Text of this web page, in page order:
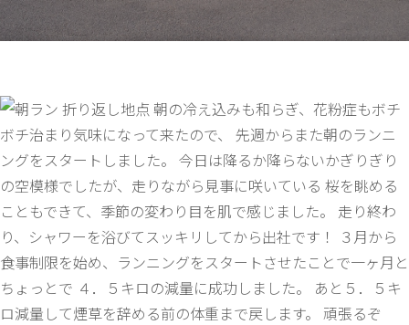
折り返し地点 朝の冷え込みも和らぎ、花粉症もボチ
ボチ治まり気味になって来たので、 先週からまた朝のランニ
ングをスタートしました。 今日は降るか降らないかぎりぎり
の空模様でしたが、走りながら見事に咲いている 桜を眺める
こともできて、季節の変わり目を肌で感じました。 走り終わ
り、シャワーを浴びてスッキリしてから出社です！ ３月から
食事制限を始め、ランニングをスタートさせたことで一ヶ月と
ちょっとで ４．５キロの減量に成功しました。 あと５．５キ
ロ減量して煙草を辞める前の体重まで戻します。 頑張るぞ